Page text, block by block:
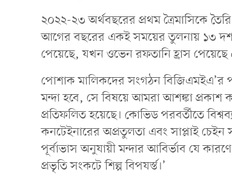
২০২২-২৩ অর্থবছরের প্রথম ত্রৈমাসিকে
আগের বছরের একই সময়ের তুলনায় ১৩
পেয়েছে, যখন ওভেন রফতানি হ্রাস
পোশাক মালিকদের সংগঠন বিজিএমইএ’র
মন্দা হবে, সে বিষয়ে আমরা আশঙ্কা প্রকাশ
প্রতিফলিত হয়েছে। কোভিড পরবর্তীতে
কনটেইনারের অপ্রতুলতা এবং সাপ্লাই চেইন
পূর্বাভাস অনুযায়ী মন্দার আবির্ভাব যে
প্রভৃতি সংকটে শিল্প বিপযর্স্ত।’